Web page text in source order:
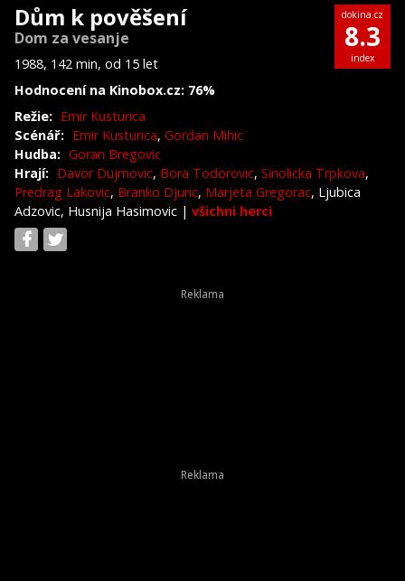
Dům k pověšení
Dom za vesanje
1988, 142 min, od 15 let
Hodnocení na Kinobox.cz: 76%
dokina.cz
8.3
index
Režie: Emir Kusturica
Scénář: Emir Kusturica, Gordan Mihic
Hudba: Goran Bregovic
Hrají: Davor Dujmovic, Bora Todorovic, Sinolicka Trpkova,
Predrag Lakovic, Branko Djuric, Marjeta Gregorac, Ljubica
Adzovic, Husnija Hasimovic | všichni herci